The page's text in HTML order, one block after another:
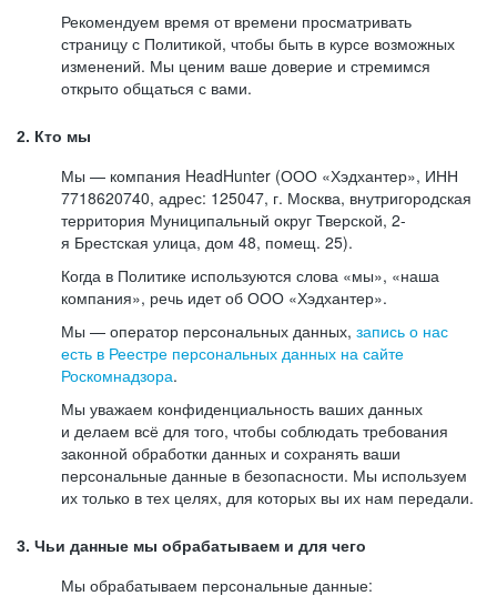
Рекомендуем время от времени просматривать
страницу с Политикой, чтобы быть в курсе возможных
изменений. Мы ценим ваше доверие и стремимся
открыто общаться с вами.
2. Кто мы
Мы — компания HeadHunter (ООО «Хэдхантер», ИНН
7718620740, адрес: 125047, г. Москва, внутригородская
территория Муниципальный округ Тверской, 2-
я Брестская улица, дом 48, помещ. 25).
Когда в Политике используются слова «мы», «наша
компания», речь идет об ООО «Хэдхантер».
Мы — оператор персональных данных, запись о нас
есть в Реестре персональных данных на сайте
Роскомнадзора.
Мы уважаем конфиденциальность ваших данных
и делаем всё для того, чтобы соблюдать требования
законной обработки данных и сохранять ваши
персональные данные в безопасности. Мы используем
их только в тех целях, для которых вы их нам передали.
3. Чьи данные мы обрабатываем и для чего
Мы обрабатываем персональные данные: